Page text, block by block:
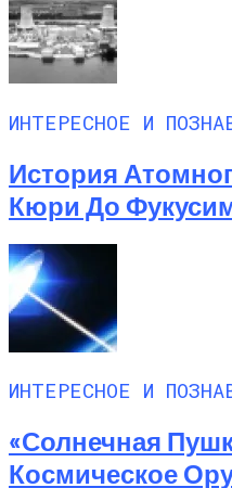
ИНТЕРЕСНОЕ И
История
Кюри До
ИНТЕРЕСНОЕ И
«Солнечная
Космическое